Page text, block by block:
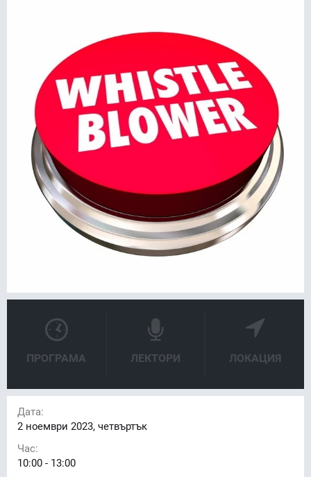
ПРОГРАМА ЛЕКТОРИ ЛОКАЦИЯ
Дата:
2 ноември 2023, четвъртък
Час:
10:00 - 13:00